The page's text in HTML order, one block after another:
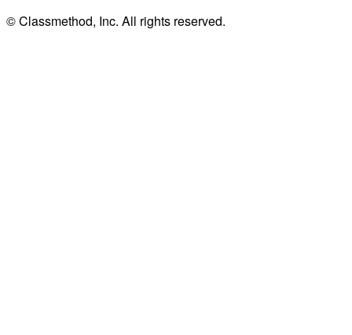
© Classmethod, Inc. All rights reserved.